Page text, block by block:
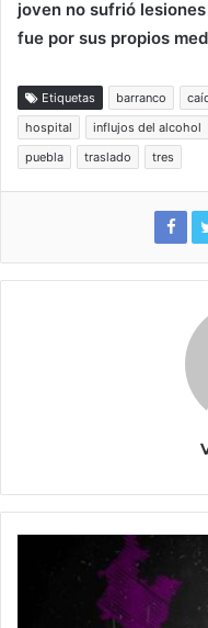
joven no sufrió
fue por sus propios
Etiquetas barranco
hospital
influjos del alcohol
puebla
traslado tres